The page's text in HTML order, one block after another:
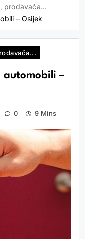
prodavača...
– Osijek
automobili –
0 9 Mins